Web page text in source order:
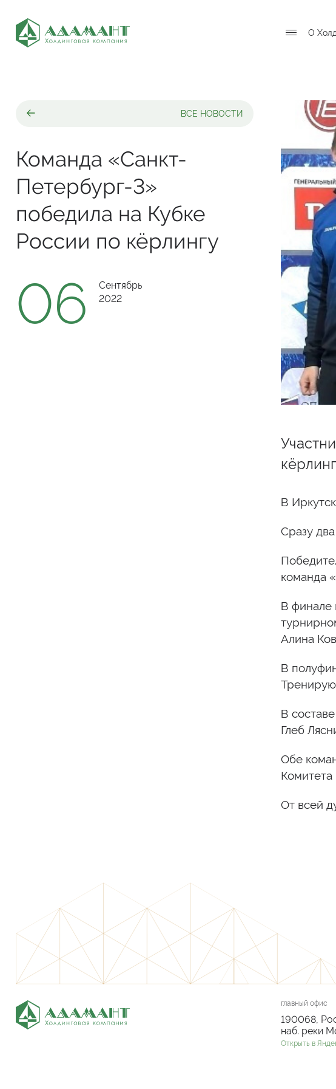
О
ВСЕ НОВОСТИ
Команда «Санкт-
Петербург-3»
победила на Кубке
России по кёрлингу
06
Сентябрь
2022
В
Сразу
команда
В финале
Алина
В
В
Глеб
Обе
Комитета
От всей
главный офис
190068,
наб. реки
Открыть в